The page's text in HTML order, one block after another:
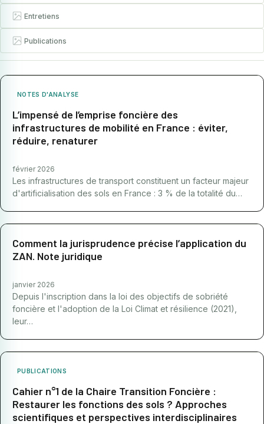
Entretiens
Publications
NOTES D'ANALYSE
L’impensé de l’emprise foncière des
infrastructures de mobilité en France : éviter,
réduire, renaturer
février 2026
Les infrastructures de transport constituent un facteur majeur
d'artificialisation des sols en France : 3 % de la totalité du…
Comment la jurisprudence précise l’application du
ZAN. Note juridique
janvier 2026
Depuis l'inscription dans la loi des objectifs de sobriété
foncière et l'adoption de la Loi Climat et résilience (2021),
leur…
PUBLICATIONS
Cahier n°1 de la Chaire Transition Foncière :
Restaurer les fonctions des sols ? Approches
scientifiques et perspectives interdisciplinaires